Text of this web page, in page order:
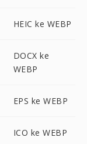
HEIC ke WEBP
DOCX ke
WEBP
EPS ke WEBP
ICO ke WEBP